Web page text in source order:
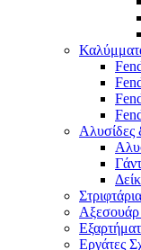
Αξεσουάρ
Εργάτες